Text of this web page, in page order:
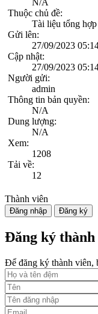
N/A
Thuộc chủ đề:
Tài liệu tổng hợp
Gửi lên:
27/09/2023
Cập nhật:
27/09/2023
Người gửi:
admin
Thông tin bản quyền:
N/A
Dung lượng:
N/A
Xem:
1208
Tải về:
12
Thành viên
Đăng nhập Đăng ký
Đăng ký thành
Để đăng ký thành viên,